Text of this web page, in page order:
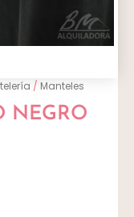
/ Manteles
NEGRO